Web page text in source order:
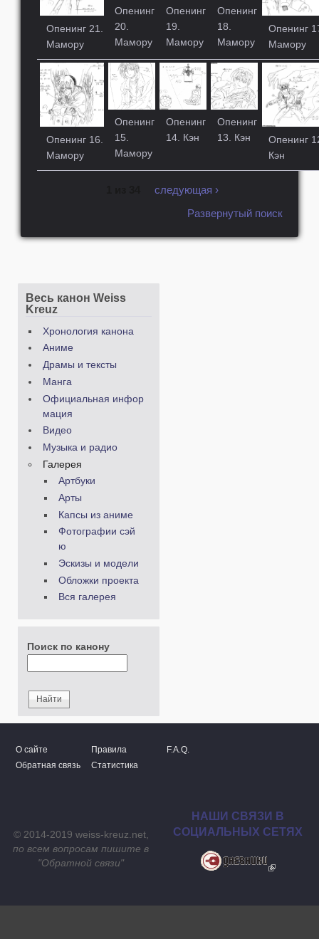
Опенинг 21.
Мамору
Опенинг
20.
Мамору
Опенинг
19.
Мамору
Опенинг
18.
Мамору
Опенинг
Мамору
Опенинг 16.
Мамору
Опенинг
15.
Мамору
Опенинг
14. Кэн
Опенинг
13. Кэн
Опенинг
Кэн
следующая ›
Развернутый поиск
Весь канон Weiss
Kreuz
Хронология канона
Аниме
Драмы и тексты
Манга
Официальная инфор
мация
Видео
Музыка и радио
Галерея
Артбуки
Арты
Капсы из аниме
Фотографии сэй
ю
Эскизы и модели
Обложки проекта
Вся галерея
Поиск по канону
О сайте Правила
F.A.Q.
Обратная связь
Статистика
© 2014-2019 weiss-kreuz.net,
по всем вопросам пишите в
"Обратной связи"
НАШИ СВЯЗИ В
СОЦИАЛЬНЫХ СЕТЯХ